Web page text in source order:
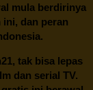
mula berdirinya
ini, dan peran
, tak bisa lepas
dan serial TV.